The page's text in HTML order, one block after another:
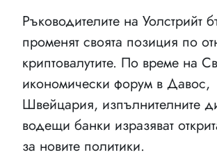
Ръководителите на Уолстрийт
променят своята позиция по
криптовалутите. По време на
икономически форум в Давос,
Швейцария, изпълнителните
водещи банки изразяват
за новите политики.